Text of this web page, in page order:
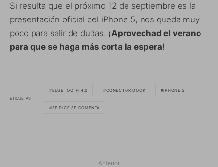
Si resulta que el próximo 12 de septiembre es la
presentación oficial del iPhone 5, nos queda muy
poco para salir de dudas. ¡Aprovechad el verano
para que se haga más corta la espera!
ETIQUETAS
BLUETOOTH 4.0 CONECTOR DOCK IPHONE 5
SE DICE SE COMENTA
Anterior